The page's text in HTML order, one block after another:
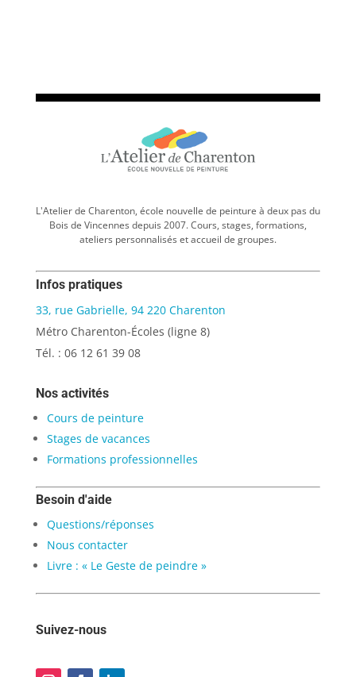
L'Atelier de Charenton, école nouvelle de peinture à deux pas du
Bois de Vincennes depuis 2007. Cours, stages, formations,
ateliers personnalisés et accueil de groupes.
Infos pratiques
33, rue Gabrielle, 94 220 Charenton
Métro Charenton-Écoles (ligne 8)
Tél. : 06 12 61 39 08
Nos activités
Cours de peinture
Stages de vacances
Formations professionnelles
Besoin d'aide
Questions/réponses
Nous contacter
Livre : « Le Geste de peindre »
Suivez-nous